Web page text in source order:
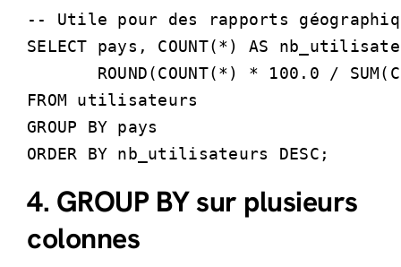
-- Utile pour des rapports
SELECT pays, COUNT(*) AS
ROUND(COUNT(*) * 100.0 /
FROM utilisateurs
GROUP BY pays
ORDER BY nb_utilisateurs DESC;
4. GROUP BY sur plusieurs
colonnes